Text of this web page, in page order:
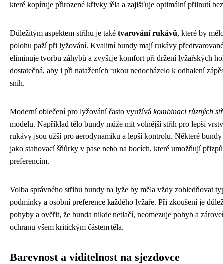
které kopíruje přirozené křivky těla a zajišťuje optimální přilnutí
Důležitým aspektem střihu je také tvarování rukávů, které by
polohu paží při lyžování. Kvalitní bundy mají rukávy
eliminuje tvorbu záhybů a zvyšuje komfort při držení lyžařských
dostatečná, aby i při nataženích rukou nedocházelo k odhalení
sníh.
Moderní oblečení pro lyžování často využívá kombinaci různých
modelu. Například tělo bundy může mít volnější střih pro lepší
rukávy jsou užší pro aerodynamiku a lepší kontrolu. Některé
jako stahovací šňůrky v pase nebo na bocích, které umožňují
preferencím.
Volba správného střihu bundy na lyže by měla vždy zohledňovat
podmínky a osobní preference každého lyžaře. Při zkoušení je
pohyby a ověřit, že bunda nikde netlačí, neomezuje pohyb a
ochranu všem kritickým částem těla.
Barevnost a viditelnost na sjezdovce